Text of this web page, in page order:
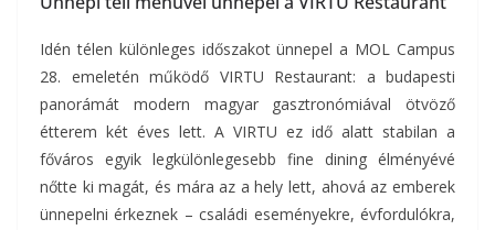
Idén télen különleges időszakot ünnepel a MOL Campus
28. emeletén működő VIRTU Restaurant: a budapesti
panorámát modern magyar gasztronómiával ötvöző
étterem két éves lett. A VIRTU ez idő alatt stabilan a
főváros egyik legkülönlegesebb fine dining élményévé
nőtte ki magát, és mára az a hely lett, ahová az emberek
ünnepelni érkeznek – családi eseményekre, évfordulókra,